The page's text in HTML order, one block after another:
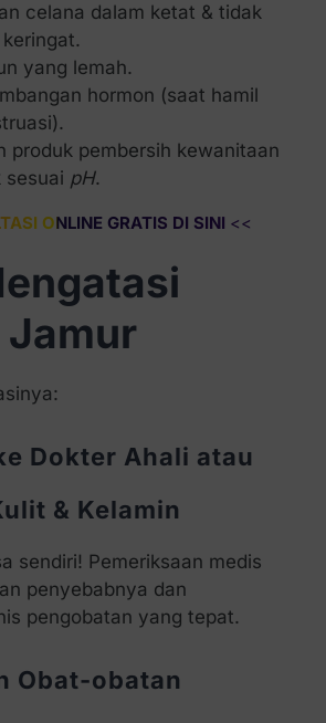
celana dalam ketat & tidak
yang lemah.
hormon (saat hamil
produk pembersih kewanitaan
sesuai pH.
ONLINE GRATIS DI SINI <<
Dokter Ahali atau
& Kelamin
sendiri! Pemeriksaan medis
penyebabnya dan
pengobatan yang tepat.
Obat-obatan